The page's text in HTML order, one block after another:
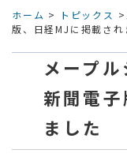
ホーム > トピックス
版、日経MJに掲載され
メープ
新聞電
ました